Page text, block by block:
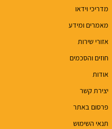
מדריכי וידאו
מאמרים ומידע
אזורי שירות
חוזים והסכמים
אודות
יצירת קשר
פרסום באתר
תנאי השימוש